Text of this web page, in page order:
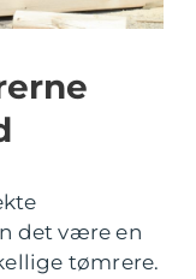
det være en
tømrere.